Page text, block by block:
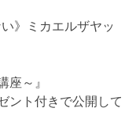
》ミカエルザヤッ
～』
ント付きで公開して